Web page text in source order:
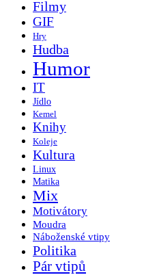
Filmy
GIF
Hry
Hudba
Humor
IT
Jídlo
Kemel
Knihy
Koleje
Kultura
Linux
Matika
Mix
Motivátory
Moudra
Náboženské vtipy
Politika
Pár vtipů